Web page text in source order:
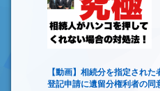
【動画】相続分を指定され
登記申請に遺留分権利者の同